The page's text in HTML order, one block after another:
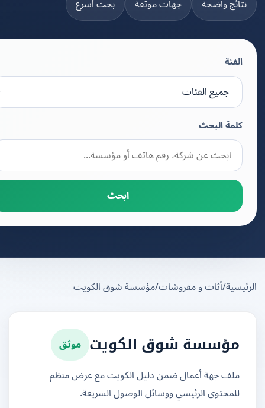
واضحة جهات موثقة بحث أسرع
كلمة البحث
ابحث
/أثاث و مفروشات/مؤسسة شوق الكويت
مؤسسة شوق الكويت موثق
ملف جهة أعمال ضمن دليل الكويت مع عرض منظم
للمحتوى الرئيسي ووسائل الوصول السريعة.